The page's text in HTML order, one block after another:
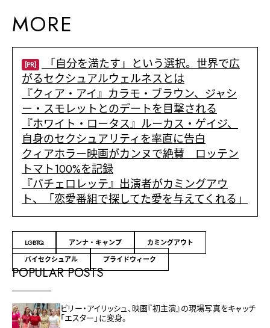
MORE
[PR]
「自分を満たす」という選択。世界で広
がるセクシュアルウェルネスとは
『クィア・アイ』カラモ・ブラウン、ジャシ
ー・スモレットとのデートを目撃される
『ホワイト・ロータス』ルーカス・ゲイジ、
自身のセクシュアリティを率直に告白
クィアホラー映画がカンヌで絶賛 ロッテン
トマト100%を記録
『バチェロレッテ』出演者がカミングアウ
ト、「恋愛番組で探してた愛を与えてくれる」
LGBTQ アンナ・キャンプ
カミングアウト
バイセクシュアル
プライドウィーク
POPULAR POSTS
ビリー・アイリッシュ、映画『初主演』の現場写真をキャッチ
「エスター」に変身。